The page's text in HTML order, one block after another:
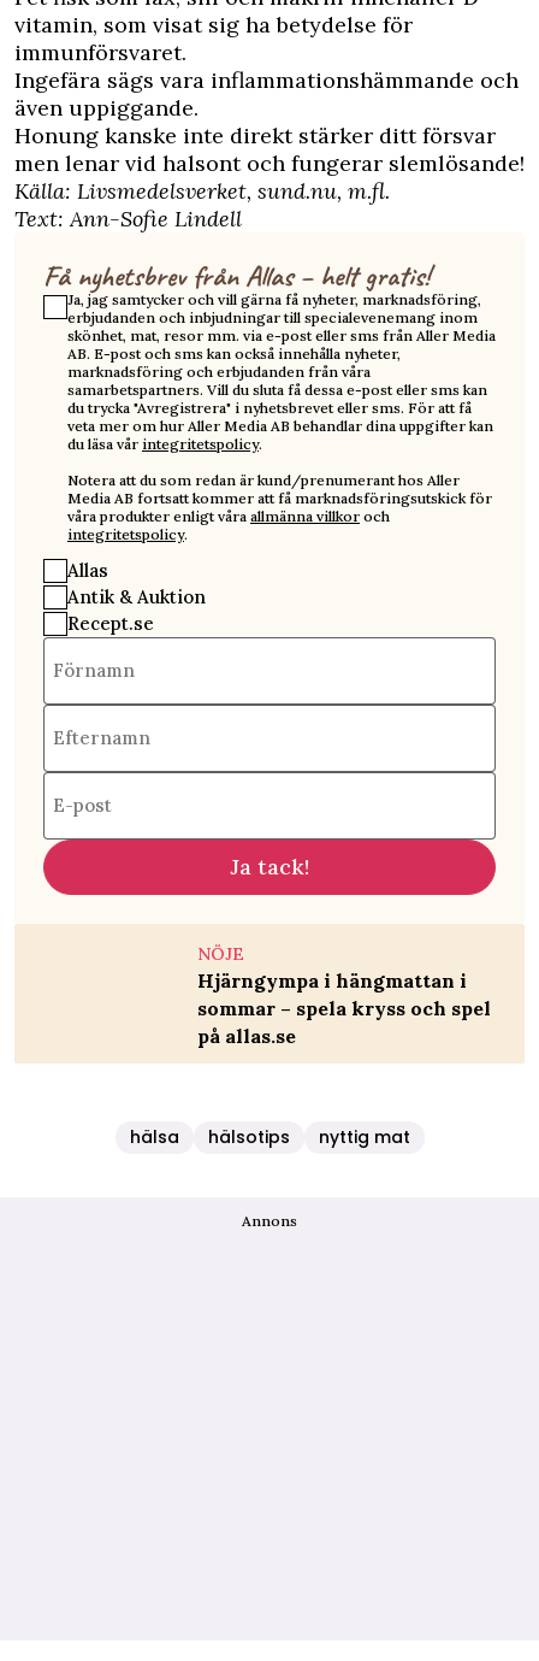
vitamin, som visat sig ha betydelse för
immunförsvaret.
Ingefära sägs vara inflammationshämmande och
även uppiggande.
Honung kanske inte direkt stärker ditt försvar
men lenar vid halsont och fungerar slemlösande!
Källa: Livsmedelsverket, sund.nu, m.fl.
Text: Ann-Sofie Lindell
Få nyhetsbrev från Allas – helt gratis!
Ja, jag samtycker och vill gärna få nyheter, marknadsföring,
erbjudanden och inbjudningar till specialevenemang inom
skönhet, mat, resor mm. via e-post eller sms från Aller Media
AB. E-post och sms kan också innehålla nyheter,
marknadsföring och erbjudanden från våra
samarbetspartners. Vill du sluta få dessa e-post eller sms kan
du trycka "Avregistrera" i nyhetsbrevet eller sms. För att få
veta mer om hur Aller Media AB behandlar dina uppgifter kan
du läsa vår integritetspolicy.
Notera att du som redan är kund/prenumerant hos Aller
Media AB fortsatt kommer att få marknadsföringsutskick för
våra produkter enligt våra allmänna villkor och
integritetspolicy.
Allas
Antik & Auktion
Recept.se
Förnamn
Efternamn
E-post
Ja tack!
NÖJE
Hjärngympa i hängmattan i
sommar – spela kryss och spel
på allas.se
hälsa hälsotips nyttig mat
Annons